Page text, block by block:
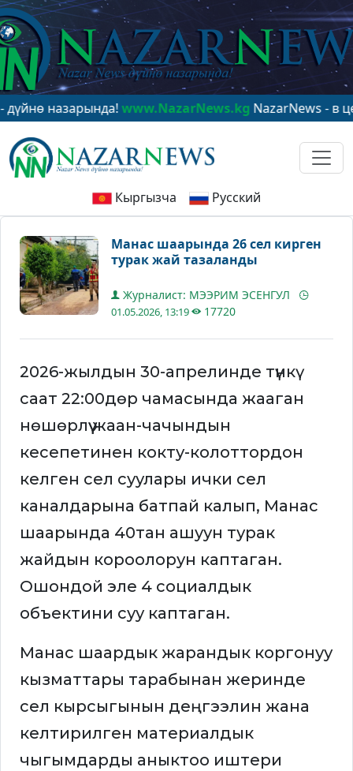
www.NazarNews.kgNazarNews - в центре
Кыргызча Русский
Манас шаарында 26 сел кирген
турак жай тазаланды
Журналист: МЭЭРИМ ЭСЕНГУЛ
01.05.2026, 13:19 17720
2026-жылдын 30-апрелинде түнкү
саат 22:00дөр чамасында жааган
нөшөрлүү жаан-чачындын
кесепетинен кокту-колоттордон
келген сел суулары ички сел
каналдарына батпай калып, Манас
шаарында 40тан ашуун турак
жайдын короолорун каптаган.
Ошондой эле 4 социалдык
объектини суу каптаган.
Манас шаардык жарандык коргонуу
кызматтары тарабынан жеринде
сел кырсыгынын деңгээлин жана
келтирилген материалдык
чыгымдарды аныктоо иштери